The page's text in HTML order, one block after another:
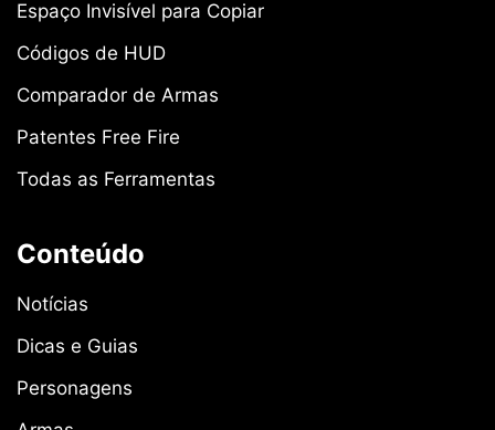
Espaço Invisível para Copiar
Códigos de HUD
Comparador de Armas
Patentes Free Fire
Todas as Ferramentas
Conteúdo
Notícias
Dicas e Guias
Personagens